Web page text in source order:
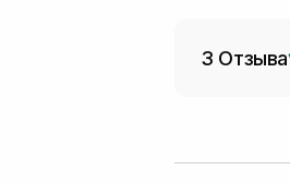
3 Отзыва